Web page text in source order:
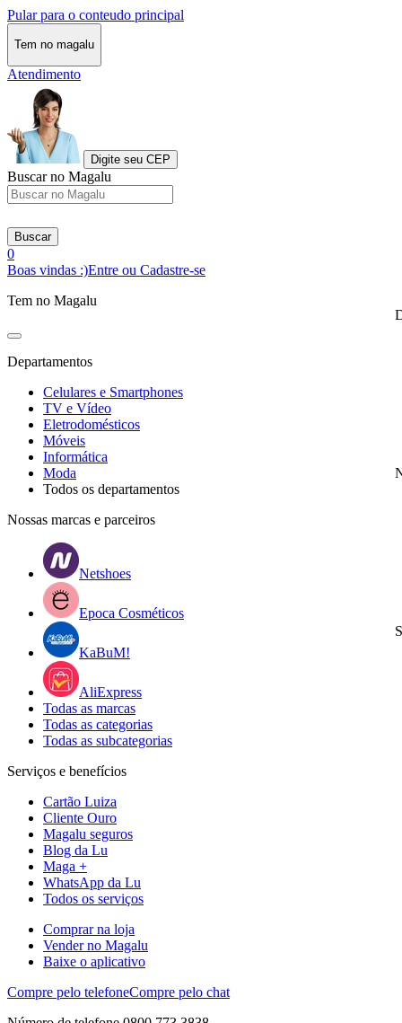
Pular para o conteudo principal
Tem no magalu
Atendimento
Digite seu CEP
Buscar no Magalu
Buscar
0
Boas vindas :)Entre ou Cadastre-se
Tem no Magalu
Departamentos
Celulares e Smartphones
TV e Vídeo
Eletrodomésticos
Móveis
Informática
Moda
Todos os departamentos
Nossas marcas e parceiros
Netshoes
Epoca Cosméticos
KaBuM!
AliExpress
Todas as marcas
Todas as categorias
Todas as subcategorias
Serviços e benefícios
Cartão Luiza
Cliente Ouro
Magalu seguros
Blog da Lu
Maga +
WhatsApp da Lu
Todos os serviços
Comprar na loja
Vender no Magalu
Baixe o aplicativo
Compre pelo telefoneCompre pelo chat